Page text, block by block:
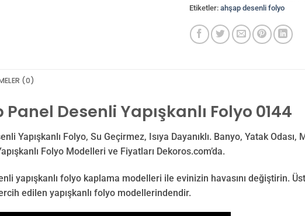
Etiketler: ahşap desenli folyo
(0)
Desenli Yapışkanlı Folyo 0144
Yapışkanlı Folyo, Su Geçirmez, Isıya Dayanıklı. Banyo, Yatak
Folyo Modelleri ve Fiyatları Dekoros.com’da.
yapışkanlı folyo kaplama modelleri ile evinizin havasını değiştirin.
edilen yapışkanlı folyo modellerindendir.